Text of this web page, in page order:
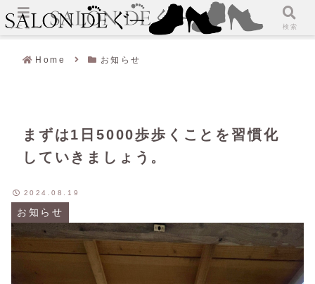
Home お知らせ
まずは1日5000歩歩くことを習慣化
していきましょう。
お知らせ
2024.08.19
メニュー 検索